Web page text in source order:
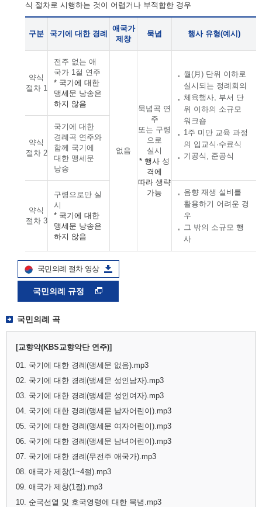
식 절차로 시행하는 것이 어렵거나 부적합한 경우
구분 국기에 대한 경례
애국가
제창
묵념 행사 유형(예시)
약식
절차 1
전주 없는 애
국가 1절 연주
* 국기에 대한
맹세문 낭송은
하지 않음
없음
묵념곡 연
주
또는 구령
으로
실시
* 행사 성
격에
따라 생략
가능
월(月) 단위 이하로
실시되는 정례회의
체육행사, 부서 단
위 이하의 소규모
워크숍
1주 미만 교육 과정
의 입교식·수료식
기공식, 준공식
약식
절차 2
국기에 대한
경례곡 연주와
함께 국기에
대한 맹세문
낭송
약식
절차 3
구령으로만 실
시
* 국기에 대한
맹세문 낭송은
하지 않음
음향 재생 설비를
활용하기 어려운 경
우
그 밖의 소규모 행
사
국민의례 절차 영상
국민의례 규정
국민의례 곡
[교향악(KBS교향악단 연주)]
01. 국기에 대한 경례(맹세문 없음).mp3
02. 국기에 대한 경례(맹세문 성인남자).mp3
03. 국기에 대한 경례(맹세문 성인여자).mp3
04. 국기에 대한 경례(맹세문 남자어린이).mp3
05. 국기에 대한 경례(맹세문 여자어린이).mp3
06. 국기에 대한 경례(맹세문 남녀어린이).mp3
07. 국기에 대한 경례(무전주 애국가).mp3
08. 애국가 제창(1~4절).mp3
09. 애국가 제창(1절).mp3
10. 순국선열 및 호국영령에 대한 묵념.mp3